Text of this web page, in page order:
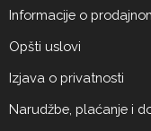
Informacije o
Opšti uslovi
Izjava o privatnosti
Narudžbe, plaćanje i